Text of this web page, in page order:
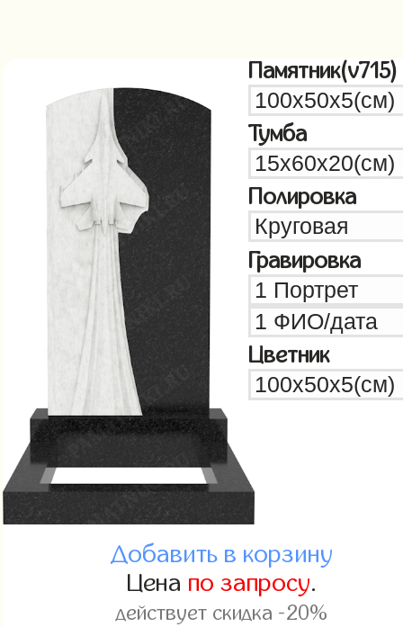
Памятник(v715)
Тумба
Полировка
Гравировка
Цветник
Добавить в корзину
Цена по запросу.
действует скидка -20%